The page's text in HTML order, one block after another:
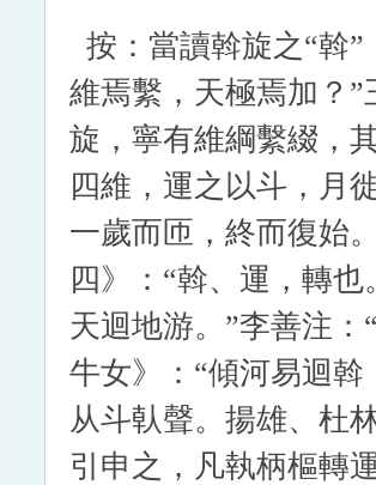
按：當讀斡旋之“斡
維焉繫，天極焉加？
旋，寧有維綱繫綴，
四維，運之以斗，月
一歲而匝，終而復始
四》：“斡、運，轉
天迴地游。”李善注
牛女》：“傾河易迴斡
从斗倝聲。揚雄、杜
引申之，凡執柄樞轉